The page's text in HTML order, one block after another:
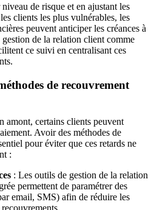
de risque et en ajustant les
clients les plus vulnérables, les
peuvent anticiper les créances à
de la relation client comme
ce suivi en centralisant ces
de recouvrement
amont, certains clients peuvent
Avoir des méthodes de
pour éviter que ces retards ne
:
: Les outils de gestion de la relation
permettent de paramétrer des
email, SMS) afin de réduire les